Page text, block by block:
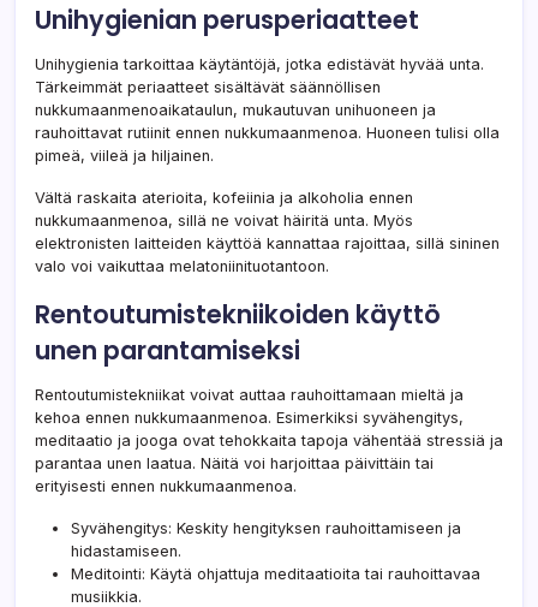
Unihygienian perusperiaatteet
Unihygienia tarkoittaa käytäntöjä, jotka edistävät hyvää unta.
Tärkeimmät periaatteet sisältävät säännöllisen
nukkumaanmenoaikataulun, mukautuvan unihuoneen ja
rauhoittavat rutiinit ennen nukkumaanmenoa. Huoneen tulisi olla
pimeä, viileä ja hiljainen.
Vältä raskaita aterioita, kofeiinia ja alkoholia ennen
nukkumaanmenoa, sillä ne voivat häiritä unta. Myös
elektronisten laitteiden käyttöä kannattaa rajoittaa, sillä sininen
valo voi vaikuttaa melatoniinituotantoon.
Rentoutumistekniikoiden käyttö
unen parantamiseksi
Rentoutumistekniikat voivat auttaa rauhoittamaan mieltä ja
kehoa ennen nukkumaanmenoa. Esimerkiksi syvähengitys,
meditaatio ja jooga ovat tehokkaita tapoja vähentää stressiä ja
parantaa unen laatua. Näitä voi harjoittaa päivittäin tai
erityisesti ennen nukkumaanmenoa.
Syvähengitys: Keskity hengityksen rauhoittamiseen ja
hidastamiseen.
Meditointi: Käytä ohjattuja meditaatioita tai rauhoittavaa
musiikkia.